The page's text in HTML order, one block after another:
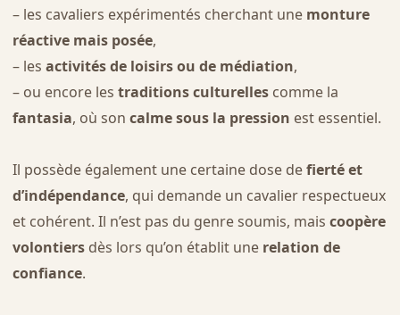
– les cavaliers expérimentés cherchant une monture
réactive mais posée,
– les activités de loisirs ou de médiation,
– ou encore les traditions culturellescomme la
fantasia, où son calme sous la pression est essentiel.
Il possède également une certaine dose defierté et
d’indépendance, qui demande un cavalier respectueux
et cohérent. Il n’est pas du genre soumis, mais coopère
volontiersdès lors qu’on établit une relation de
confiance.